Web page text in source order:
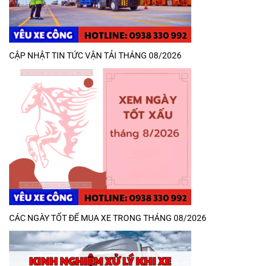
CẬP NHẬT TIN TỨC VẬN TẢI THÁNG 08/2026
CÁC NGÀY TỐT ĐỂ MUA XE TRONG THÁNG 08/2026